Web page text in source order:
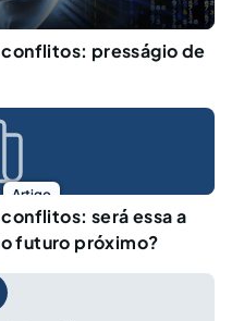
presságio de
Artigo
será essa a
futuro próximo?